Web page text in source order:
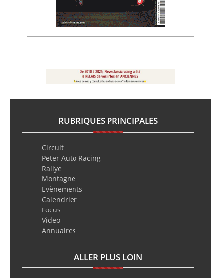
RUBRIQUES PRINCIPALES
Circuit
Peter Auto Racing
Rallye
Montagne
Evènements
Calendrier
Focus
Video
Annuaires
ALLER PLUS LOIN